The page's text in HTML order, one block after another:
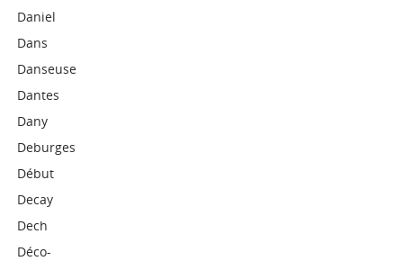
Daniel
Dans
Danseuse
Dantes
Dany
Deburges
Début
Decay
Dech
Déco-